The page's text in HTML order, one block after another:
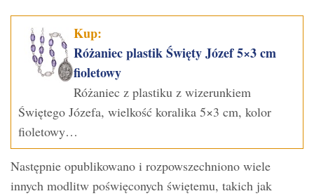
Kup:
Różaniec plastik Święty Józef 5×3 cm
fioletowy
Różaniec z plastiku z wizerunkiem
Świętego Józefa, wielkość koralika 5×3 cm, kolor
fioletowy…
Następnie opublikowano i rozpowszechniono wiele
innych modlitw poświęconych świętemu, takich jak